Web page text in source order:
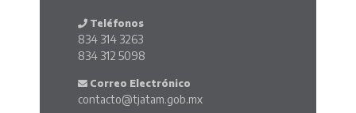
Teléfonos
834 314 3263
834 312 5098
Correo Electrónico
contacto@tjatam.gob.mx